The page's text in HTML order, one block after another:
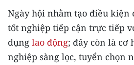
E-Magazine
Video
Media Chính trị
Ngày hội nhằm tạo điều kiện
tốt nghiệp tiếp cận trực tiếp
dụng lao động; đây còn là cơ
nghiệp sàng lọc, tuyển chọn